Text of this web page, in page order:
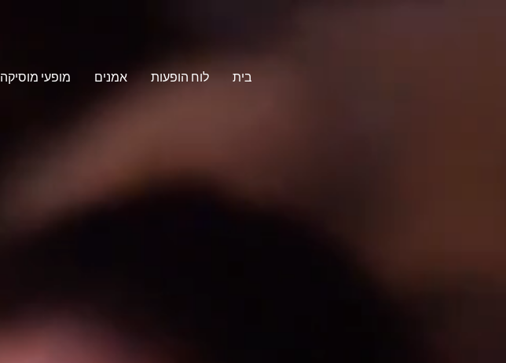
בית לוח הופעות אמנים מופעי מוסיקה